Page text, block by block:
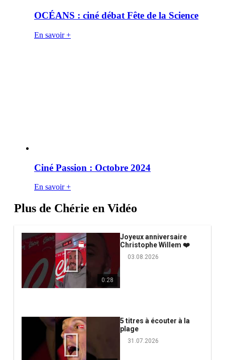
OCÉANS : ciné débat Fête de la Science
En savoir +
Ciné Passion : Octobre 2024
En savoir +
Plus de Chérie en Vidéo
0:28
Joyeux anniversaire
Christophe Willem ❤️
03.08.2026
5 titres à écouter à la
plage
31.07.2026